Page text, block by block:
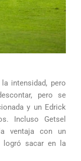
intensidad, pero
pero se
y un Edrick
Incluso Getsel
ventaja con un
logró sacar en la